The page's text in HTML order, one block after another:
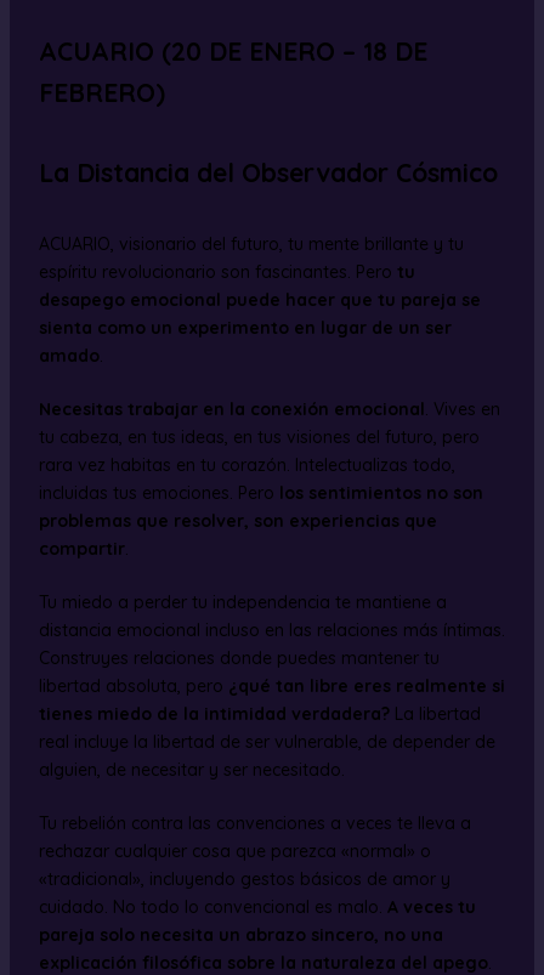
ACUARIO (20 DE ENERO – 18 DE
FEBRERO)
La Distancia del Observador Cósmico
ACUARIO, visionario del futuro, tu mente brillante y tu
espíritu revolucionario son fascinantes. Pero tu
desapego emocional puede hacer que tu pareja se
sienta como un experimento en lugar de un ser
amado.
Necesitas trabajar en la conexión emocional. Vives en
tu cabeza, en tus ideas, en tus visiones del futuro, pero
rara vez habitas en tu corazón. Intelectualizas todo,
incluidas tus emociones. Pero los sentimientos no son
problemas que resolver, son experiencias que
compartir.
Tu miedo a perder tu independencia te mantiene a
distancia emocional incluso en las relaciones más íntimas.
Construyes relaciones donde puedes mantener tu
libertad absoluta, pero ¿qué tan libre eres realmente si
tienes miedo de la intimidad verdadera?La libertad
real incluye la libertad de ser vulnerable, de depender de
alguien, de necesitar y ser necesitado.
Tu rebelión contra las convenciones a veces te lleva a
rechazar cualquier cosa que parezca «normal» o
«tradicional», incluyendo gestos básicos de amor y
cuidado. No todo lo convencional es malo. A veces tu
pareja solo necesita un abrazo sincero, no una
explicación filosófica sobre la naturaleza del apego.